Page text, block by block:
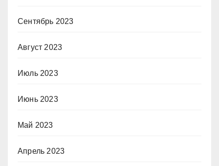
Сентябрь 2023
Август 2023
Июль 2023
Июнь 2023
Май 2023
Апрель 2023